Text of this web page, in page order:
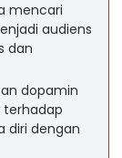
mencari
audiens
dan
dopamin
diri dengan